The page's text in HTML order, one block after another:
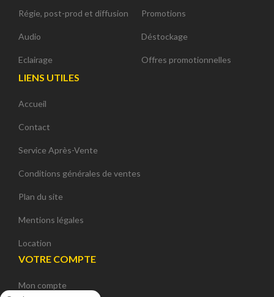
Régie, post-prod et diffusion
Audio
Eclairage
Promotions
Déstockage
Offres promotionnelles
LIENS UTILES
Accueil
Contact
Service Après-Vente
Conditions générales de ventes
Plan du site
Mentions légales
Location
VOTRE COMPTE
Mon compte